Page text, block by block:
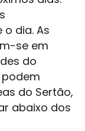
dia. As
se em
do
do Sertão,
abaixo dos